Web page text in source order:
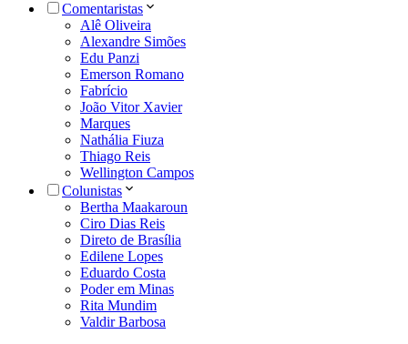
Comentaristas
Alê Oliveira
Alexandre Simões
Edu Panzi
Emerson Romano
Fabrício
João Vitor Xavier
Marques
Nathália Fiuza
Thiago Reis
Wellington Campos
Colunistas
Bertha Maakaroun
Ciro Dias Reis
Direto de Brasília
Edilene Lopes
Eduardo Costa
Poder em Minas
Rita Mundim
Valdir Barbosa